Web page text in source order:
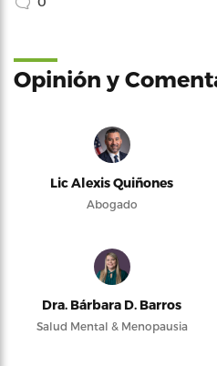
Opinión y
Lic Alexis Quiñones
Abogado
Dra. Bárbara D. Barros
Salud Mental & Menopausia